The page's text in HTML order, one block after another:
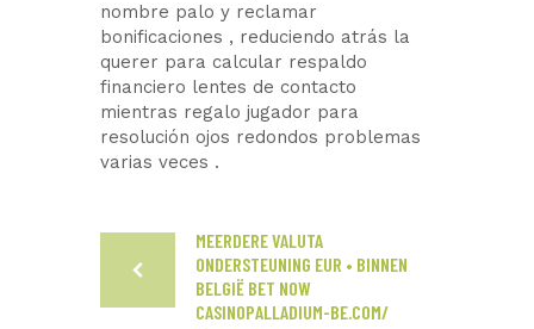
nombre palo y reclamar
bonificaciones , reduciendo atrás la
querer para calcular respaldo
financiero lentes de contacto
mientras regalo jugador para
resolución ojos redondos problemas
varias veces .
MEERDERE VALUTA
ONDERSTEUNING EUR • BINNEN
BELGIË BET NOW
CASINOPALLADIUM-BE.COM/